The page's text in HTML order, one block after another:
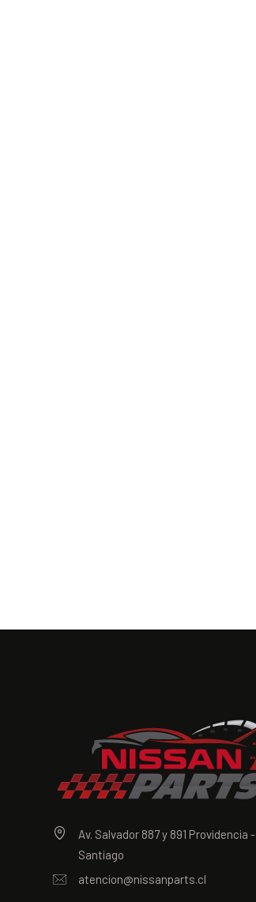
Av. Salvador 887 y 891 Providencia -
Santiago
atencion@nissanparts.cl